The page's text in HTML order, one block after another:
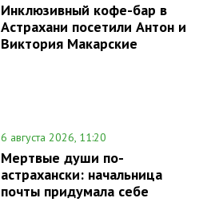
Инклюзивный кофе-бар в
Астрахани посетили Антон и
Виктория Макарские
6 августа 2026, 11:20
Мертвые души по-
астрахански: начальница
почты придумала себе